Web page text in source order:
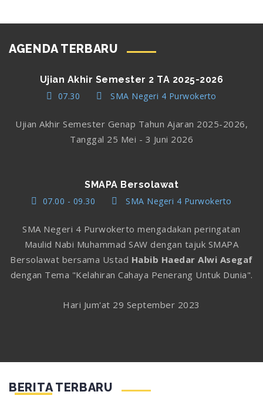
AGENDA TERBARU
Ujian Akhir Semester 2 TA 2025-2026
07.30
SMA Negeri 4 Purwokerto
Ujian Akhir Semester Genap Tahun Ajaran 2025-2026,
Tanggal 25 Mei - 3 Juni 2026
SMAPA Bersolawat
07.00 - 09.30
SMA Negeri 4 Purwokerto
SMA Negeri 4 Purwokerto mengadakan peringatan
Maulid Nabi Muhammad SAW dengan tajuk SMAPA
Bersolawat bersama Ustad Habib Haedar Alwi Asegaf
dengan Tema "Kelahiran Cahaya Penerang Untuk Dunia".
Hari Jum'at 29 September 2023
BERITA TERBARU